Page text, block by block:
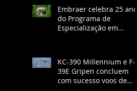
vivo.
Embraer celebra 25 anos
do Programa de
Especialização em
KC-390 Millennium e F-
39E Gripen concluem
com sucesso voos de